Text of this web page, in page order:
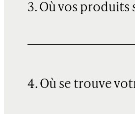
3. Où vos produits
4. Où se trouve